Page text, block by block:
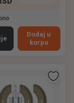
Dodaj u
korpu